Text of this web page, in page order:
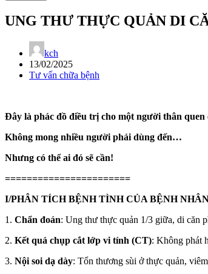
UNG THƯ THỰC QUẢN DI
kch
13/02/2025
Tư vấn chữa bệnh
Đây là phác đồ điều trị cho một người thân quen
Không mong nhiều người phải dùng đến…
Nhưng có thể ai đó sẽ cần!
=======================
I/PHÂN TÍCH BỆNH TÌNH CỦA BỆNH
1. Chẩn đoán: Ung thư thực quản 1/3 giữa, di căn
2. Kết quả chụp cắt lớp vi tính (CT): Không phát
3. Nội soi dạ dày: Tổn thương sùi ở thực quản,